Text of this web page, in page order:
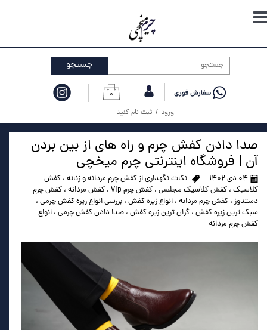
۰
ورود / ثبت نام کنید
حساب کاربری من
تغییر گذر واژه
خروج از حساب کاربری
جستجو
صدا دادن کفش چرم و راه های از بین بردن
آن | فروشگاه اینترنتی چرم میخچی
۰۴ دی ۱۴۰۲ نکات نگهداری از کفش چرم مردانه و زنانه ، کفش
کلاسیک ، کفش کلاسیک مجلسی ، کفش چرم Vip ، کفش مردانه ، کفش چرم
دستدوز ، کفش چرم مردانه ، انواع زیره کفش ، بررسی انواع زیره کفش چرمی ،
سبک ترین زیره کفش ، گران ترین زیره کفش ، صدا دادن کفش چرمی ، انواع
کفش چرم مردانه